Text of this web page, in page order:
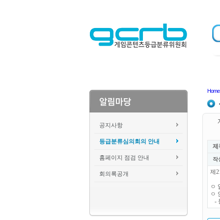
공지사항
등급분류심의회의 안내
홈페이지 점검 안내
회의록공개
Home
제
작
제
ㅇ
ㅇ
-